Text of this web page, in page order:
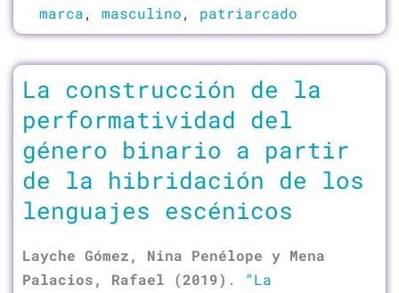
marca, masculino, patriarcado
La construcción de la
performatividad del
género binario a partir
de la hibridación de los
lenguajes escénicos
Layche Gómez, Nina Penélope y Mena
Palacios, Rafael (2019) . “La